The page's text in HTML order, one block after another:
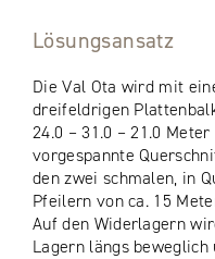
Lösungsansatz
Die Val Ota wird mit
dreifeldrigen
24.0 – 31.0 – 21.0
vorgespannte
den zwei schmalen, in
Pfeilern von ca. 15
Auf den Widerlagern
Lagern längs